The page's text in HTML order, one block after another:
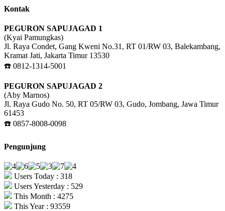
Kontak
PEGURON SAPUJAGAD 1
(Kyai Pamungkas)
Jl. Raya Condet, Gang Kweni No.31, RT 01/RW 03, Balekambang,
Kramat Jati, Jakarta Timur 13530
☎️ 0812-1314-5001
PEGURON SAPUJAGAD 2
(Aby Marnos)
Jl. Raya Gudo No. 50, RT 05/RW 03, Gudo, Jombang, Jawa Timur
61453
☎️ 0857-8008-0098
Pengunjung
Users Today : 318
Users Yesterday : 529
This Month : 4275
This Year : 93559